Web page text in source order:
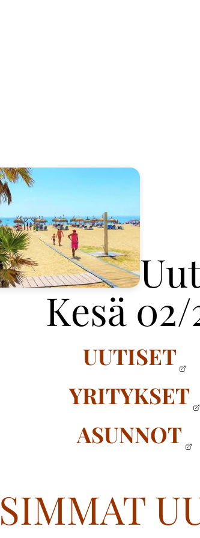
Kesä 02/
UUTISET
YRITYKSET
ASUNNOT